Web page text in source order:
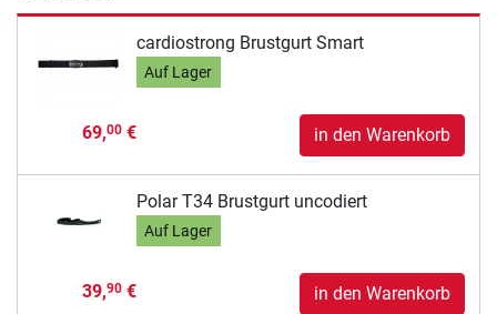
cardiostrong Brustgurt Smart
Auf Lager
69,00€ in den Warenkorb
Polar T34 Brustgurt uncodiert
Auf Lager
39,90€ in den Warenkorb